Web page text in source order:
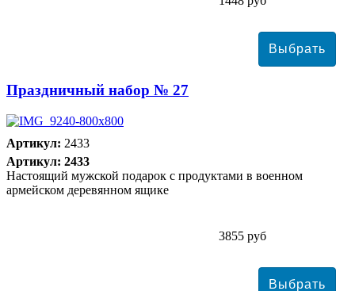
Праздничный набор № 27
Артикул: 2433
Артикул: 2433
Настоящий мужской подарок с продуктами в военном
армейском деревянном ящике
3855 руб